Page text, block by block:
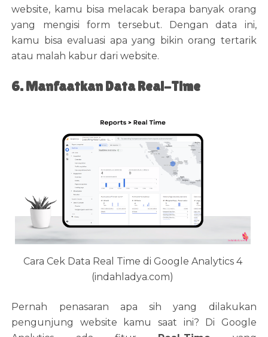
website, kamu bisa melacak berapa banyak orang
yang mengisi form tersebut. Dengan data ini,
kamu bisa evaluasi apa yang bikin orang tertarik
atau malah kabur dari website.
6. Manfaatkan Data Real-Time
Cara Cek Data Real Time di Google Analytics 4
(indahladya.com)
Pernah penasaran apa sih yang dilakukan
pengunjung website kamu saat ini? Di Google